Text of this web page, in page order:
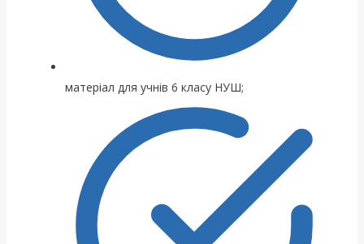
матеріал для учнів 6 класу НУШ;